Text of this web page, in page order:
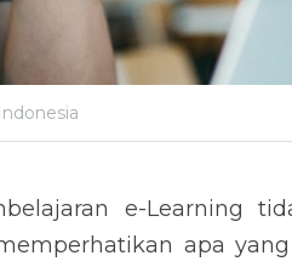
e-Learning
apa